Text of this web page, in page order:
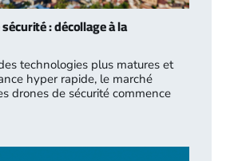
: décollage à la
technologies plus matures et
hyper rapide, le marché
drones de sécurité commence